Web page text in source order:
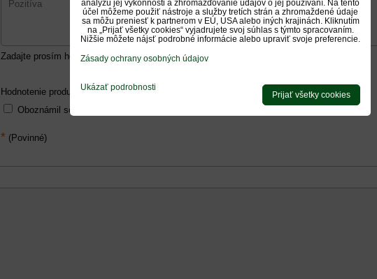
Zadajte prosím hodnotenie, výhody alebo zápory - aspoň jedna položka je povinná.
Hodnotenie produktu:
Oboznámil som sa s
* (Povinné)
analýzu jej výkonnosti a zhromažďovanie údajov o jej používaní. Na tento
účel môžeme použiť nástroje a služby tretích strán a zhromaždené údaje
sa môžu preniesť k partnerom v EÚ, USA alebo iných krajinách. Kliknutím
na „Prijať všetky cookies“ vyjadrujete svoj súhlas s týmto spracovaním.
Nižšie môžete nájsť podrobné informácie alebo upraviť svoje preferencie.
Zásady ochrany osobných údajov
Ukázať podrobnosti
Prijať všetky cookies